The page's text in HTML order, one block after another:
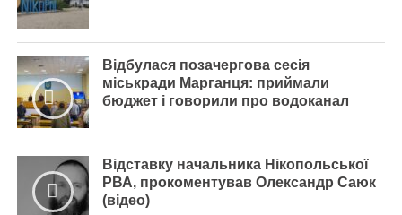
Відбулася позачергова сесія
міськради Марганця: приймали
бюджет і говорили про водоканал
Відставку начальника Нікопольської
РВА, прокоментував Олександр Саюк
(відео)